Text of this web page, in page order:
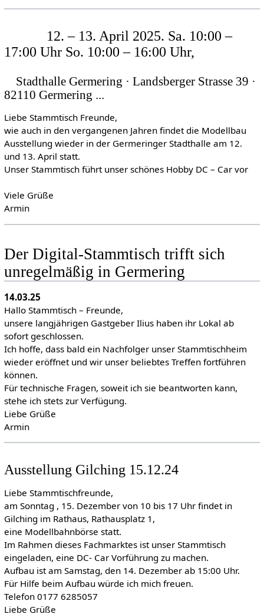
12. – 13. April 2025. Sa. 10:00 –
17:00 Uhr So. 10:00 – 16:00 Uhr,
Stadthalle Germering · Landsberger Strasse 39 ·
82110 Germering ...
Liebe Stammtisch Freunde,
wie auch in den vergangenen Jahren findet die Modellbau
Ausstellung wieder in der Germeringer Stadthalle am 12.
und 13. April statt.
Unser Stammtisch führt unser schönes Hobby DC – Car vor
Viele Grüße
Armin
Der Digital-Stammtisch trifft sich
unregelmäßig in Germering
14.03.25
Hallo Stammtisch – Freunde,
unsere langjährigen Gastgeber Ilius haben ihr Lokal ab
sofort geschlossen.
Ich hoffe, dass bald ein Nachfolger unser Stammtischheim
wieder eröffnet und wir unser beliebtes Treffen fortführen
können.
Für technische Fragen, soweit ich sie beantworten kann,
stehe ich stets zur Verfügung.
Liebe Grüße
Armin
Ausstellung Gilching 15.12.24
Liebe Stammtischfreunde,
am Sonntag , 15. Dezember von 10 bis 17 Uhr findet in
Gilching im Rathaus, Rathausplatz 1,
eine Modellbahnbörse statt.
Im Rahmen dieses Fachmarktes ist unser Stammtisch
eingeladen, eine DC- Car Vorführung zu machen.
Aufbau ist am Samstag, den 14. Dezember ab 15:00 Uhr.
Für Hilfe beim Aufbau würde ich mich freuen.
Telefon 0177 6285057
Liebe Grüße